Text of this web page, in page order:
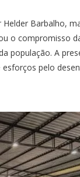
Barbalho,
o compromisso
população. A
pelo